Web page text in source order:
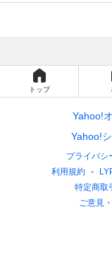
トップ
Yahoo!
Yahoo!
プライバシ
利用規約
特定商取
ご意見